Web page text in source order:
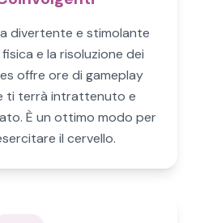
divertente e stimolante
e la risoluzione dei
offre ore di gameplay
ti terrà intrattenuto e
È un ottimo modo per
il cervello.